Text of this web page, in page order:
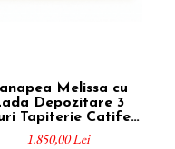
Melissa cu
Depozitare 3
Tapiterie Catifea
Gri Deschis
1.850,00 Lei